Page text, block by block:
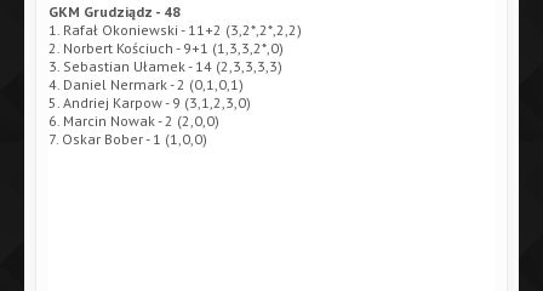
GKM Grudziądz - 48
1. Rafał Okoniewski - 11+2 (3,2*,2*,2,2)
2. Norbert Kościuch - 9+1 (1,3,3,2*,0)
3. Sebastian Ułamek - 14 (2,3,3,3,3)
4. Daniel Nermark - 2 (0,1,0,1)
5. Andriej Karpow - 9 (3,1,2,3,0)
6. Marcin Nowak - 2 (2,0,0)
7. Oskar Bober - 1 (1,0,0)